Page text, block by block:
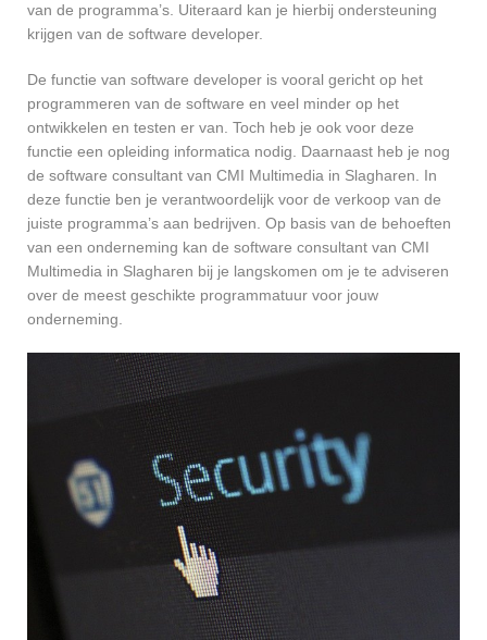
van de programma’s. Uiteraard kan je hierbij ondersteuning
krijgen van de software developer.
De functie van software developer is vooral gericht op het
programmeren van de software en veel minder op het
ontwikkelen en testen er van. Toch heb je ook voor deze
functie een opleiding informatica nodig. Daarnaast heb je nog
de software consultant van CMI Multimedia in Slagharen. In
deze functie ben je verantwoordelijk voor de verkoop van de
juiste programma’s aan bedrijven. Op basis van de behoeften
van een onderneming kan de software consultant van CMI
Multimedia in Slagharen bij je langskomen om je te adviseren
over de meest geschikte programmatuur voor jouw
onderneming.